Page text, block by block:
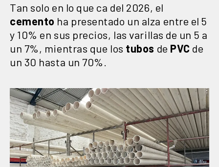
Tan solo en lo que ca del 2026, el
cemento ha presentado un alza entre el 5
y 10% en sus precios, las varillas de un 5 a
un 7%, mientras que los tubos de PVC de
un 30 hasta un 70%.